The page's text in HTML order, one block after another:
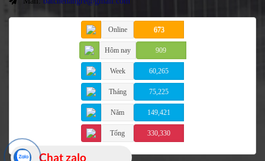
Online 673
Hôm nay 909
Week 60,265
Tháng 75,225
Năm 149,421
Tổng 330,330
Chat zalo